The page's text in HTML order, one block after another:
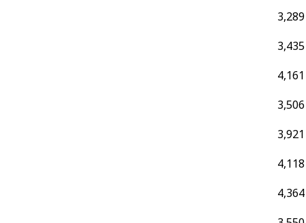
3,289
3,435
4,161
3,506
3,921
4,118
4,364